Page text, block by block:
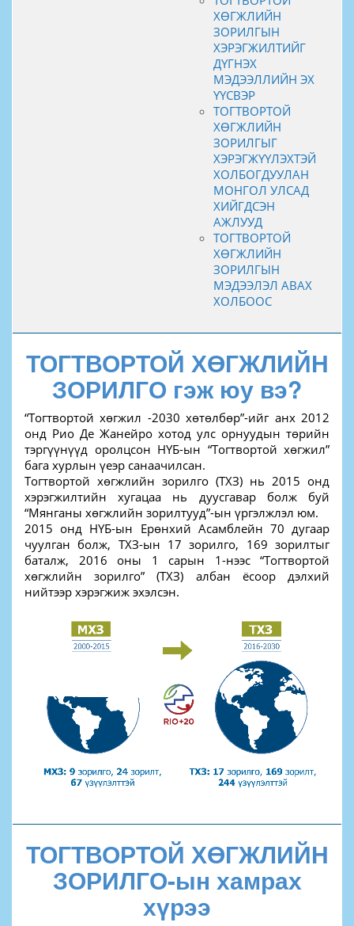
ХӨГЖЛИЙН
ЗОРИЛГЫН
ХЭРЭГЖИЛТИЙГ
ДҮГНЭХ
МЭДЭЭЛЛИЙН ЭХ
ҮҮСВЭР
ТОГТВОРТОЙ
ХӨГЖЛИЙН
ЗОРИЛГЫГ
ХЭРЭГЖҮҮЛЭХТЭЙ
ХОЛБОГДУУЛАН
МОНГОЛ УЛСАД
ХИЙГДСЭН
АЖЛУУД
ТОГТВОРТОЙ
ХӨГЖЛИЙН
ЗОРИЛГЫН
МЭДЭЭЛЭЛ АВАХ
ХОЛБООС
ТОГТВОРТОЙ ХӨГЖЛИЙН
ЗОРИЛГО гэж юу вэ?
“Тогтвортой хөгжил -2030 хөтөлбөр”-ийг анх 2012
онд Рио Де Жанейро хотод улс орнуудын төрийн
тэргүүнүүд оролцсон НҮБ-ын “Тогтвортой хөгжил”
бага хурлын үеэр санаачилсан.
Тогтвортой хөгжлийн зорилго (ТХЗ) нь 2015 онд
хэрэгжилтийн хугацаа нь дуусгавар болж буй
“Мянганы хөгжлийн зорилтууд”-ын үргэлжлэл юм.
2015 онд НҮБ-ын Ерөнхий Асамблейн 70 дугаар
чуулган болж, ТХЗ-ын 17 зорилго, 169 зорилтыг
баталж, 2016 оны 1 сарын 1-нээс “Тогтвортой
хөгжлийн зорилго” (ТХЗ) албан ёсоор дэлхий
нийтээр хэрэгжиж эхэлсэн.
ТОГТВОРТОЙ ХӨГЖЛИЙН
ЗОРИЛГО-ын хамрах
хүрээ